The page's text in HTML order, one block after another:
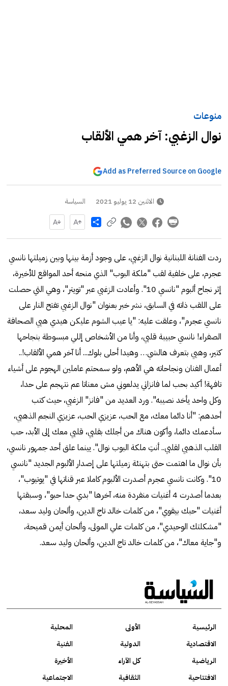
منوعات
نوال الزغبي: آخر همي الألقاب
Add as Preferred Source on Google
الاثنين 12 يوليو 2021 السياسة
Share
ردت الفنانة اللبنانية نوال الزغبي، على وجود أزمة بينها وبين زميلتها نانسي
عجرم، على خلفية لقب "ملكة البوب" الذي منحه أحد المواقع للأخيرة،
إثر نجاح ألبوم "نانسي 10". وأعادت الزغبي عبر "تويتر"، وهي التي حصلت
على اللقب ذاته في السابق، نشر خبر بعنوان "نوال الزغبي تفتح النار على
نانسي عجرم"، وعلقت عليه: "يا عيب الشوم عليكن هيدي هيي الصحافة
الصفراء! نانسي حبيبة قلبي، وأنا من الأشخاص إللي مبسوطة بنجاحها
كتير، وهيي بتعرف هالشي… وهيدا أحلى بلوك... أنا آخر همي الألقاب!..
أعمال الفنان ونجاحاته هي الأهم، ولو سمحتم عاملين الهجوم على أشياء
تافهة! أكيد بحب لما فانزاتي يدلعوني مش معناتا عم نتهجم على حدا،
وكل واحد يأخد نصيبه". ورد العديد من "فانز" الزغبي، حيث كتب
أحدهم: "‏‎أنا دائما معك، مع الحب، عزيزي الحب، عزيزي النجم الذهبي،
سأدعمك دائما، وأكون هناك من أجلك بقلبي، قلبي معك إلى الأبد، حب
القلب الذهبي لقلبي.. أنتِ ملكة البوب نوال". يينما علق أحد جمهور نانسي،
بأن نوال ما اهتمت حتى بتهنئة زميلتها على إصدار الألبوم الجديد "نانسي
10". وكانت نانسي عجرم أصدرت الألبوم كاملا عبر قناتها في "يوتيوب"،
بعدما أصدرت 4 أغنيات منفردة منه، آخرها "بدي حدا حبو"، وسبقتها
أغنيات "حبك بيقوي"، من كلمات خالد تاج الدين، وألحان وليد سعد،
"مشكلتك الوحيدي"، من كلمات علي المولى، وألحان أيمن قميحة،
و"جاية معاك"، من كلمات خالد تاج الدين، وألحان وليد سعد.
الرئيسية الأولى
المحلية
الاقتصادية
الدولية
الفنية
الرياضية
كل الآراء
الأخيرة
الافتتاحية
الثقافية الاجتماعية